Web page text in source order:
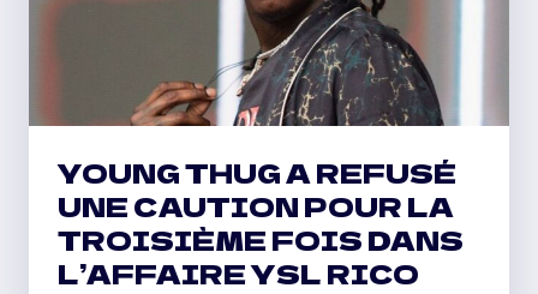
YBN
NAHMIR,
BOB
PLUS
YOUNG THUG A REFUSÉ
UNE CAUTION POUR LA
TROISIÈME FOIS DANS
L’AFFAIRE YSL RICO